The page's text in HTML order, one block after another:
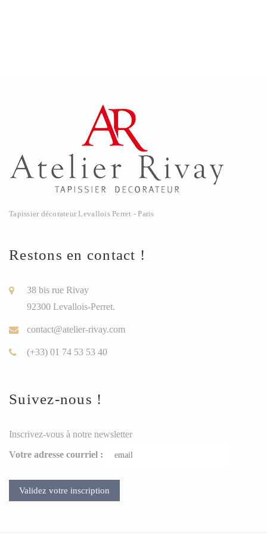
Tapissier décorateur Levallois Perret - Paris
Restons en contact !
38 bis rue Rivay
92300 Levallois-Perret.
contact@atelier-rivay.com
(+33) 01 74 53 53 40
Suivez-nous !
Inscrivez-vous à notre newsletter
Votre adresse courriel :